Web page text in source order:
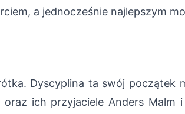
a jednocześnie najlepszym
Dyscyplina ta swój początek
ich przyjaciele Anders Malm